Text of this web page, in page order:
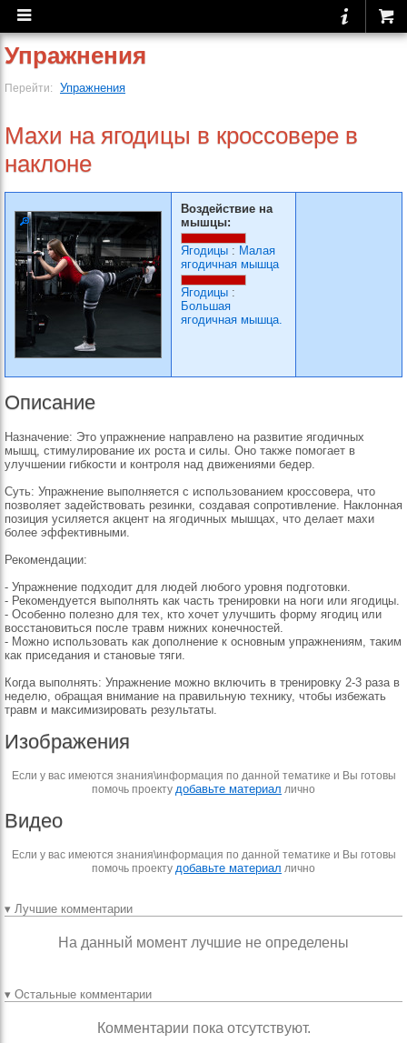
Упражнения
Перейти: Упражнения
Махи на ягодицы в кроссовере в
наклоне
Воздействие на
мышцы:
Ягодицы : Малая
ягодичная мышца
Ягодицы :
Большая
ягодичная мышца.
Описание
Назначение: Это упражнение направлено на развитие ягодичных
мышц, стимулирование их роста и силы. Оно также помогает в
улучшении гибкости и контроля над движениями бедер.
Суть: Упражнение выполняется с использованием кроссовера, что
позволяет задействовать резинки, создавая сопротивление. Наклонная
позиция усиляется акцент на ягодичных мышцах, что делает махи
более эффективными.
Рекомендации:
- Упражнение подходит для людей любого уровня подготовки.
- Рекомендуется выполнять как часть тренировки на ноги или ягодицы.
- Особенно полезно для тех, кто хочет улучшить форму ягодиц или
восстановиться после травм нижних конечностей.
- Можно использовать как дополнение к основным упражнениям, таким
как приседания и становые тяги.
Когда выполнять: Упражнение можно включить в тренировку 2-3 раза в
неделю, обращая внимание на правильную технику, чтобы избежать
травм и максимизировать результаты.
Изображения
Если у вас имеются знания\информация по данной тематике и Вы готовы
помочь проекту добавьте материал лично
Видео
Если у вас имеются знания\информация по данной тематике и Вы готовы
помочь проекту добавьте материал лично
▾ Лучшие комментарии
На данный момент лучшие не определены
▾ Остальные комментарии
Комментарии пока отсутствуют.